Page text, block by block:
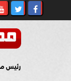
رئيس